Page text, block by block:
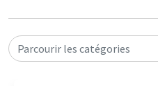
Parcourir les catégories